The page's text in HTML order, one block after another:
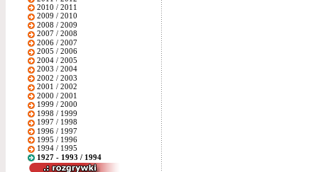
2010 / 2011
2009 / 2010
2008 / 2009
2007 / 2008
2006 / 2007
2005 / 2006
2004 / 2005
2003 / 2004
2002 / 2003
2001 / 2002
2000 / 2001
1999 / 2000
1998 / 1999
1997 / 1998
1996 / 1997
1995 / 1996
1994 / 1995
1927 - 1993 / 1994